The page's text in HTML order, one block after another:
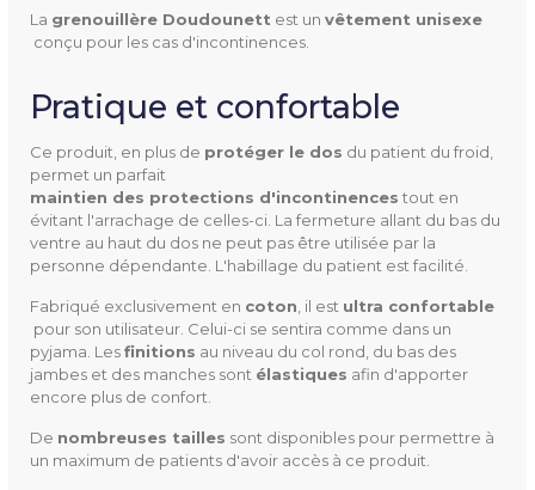
La grenouillère Doudounett est un vêtement unisexe
conçu pour les cas d'incontinences.
Pratique et confortable
Ce produit, en plus de protéger le dos du patient du froid,
permet un parfait
maintien des protections d'incontinences tout en
évitant l'arrachage de celles-ci. La fermeture allant du bas du
ventre au haut du dos ne peut pas être utilisée par la
personne dépendante. L'habillage du patient est facilité.
Fabriqué exclusivement en coton , il est ultra confortable
pour son utilisateur. Celui-ci se sentira comme dans un
pyjama. Lesfinitions au niveau du col rond, du bas des
jambes et des manches sont élastiques afin d'apporter
encore plus de confort.
De nombreuses tailles sont disponibles pour permettre à
un maximum de patients d'avoir accès à ce produit.
Référence750.45.81
Taille
34/36
42/44